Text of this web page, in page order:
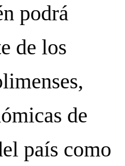
podrá
de los
de
país como